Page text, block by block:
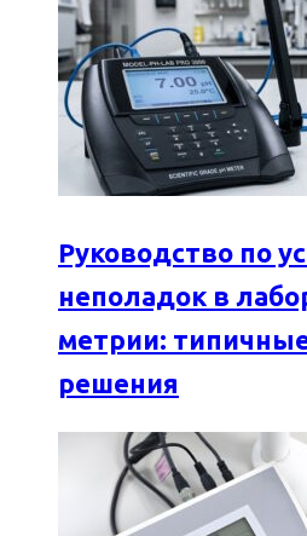
Руководство по
неполадок в
метрии:
решения